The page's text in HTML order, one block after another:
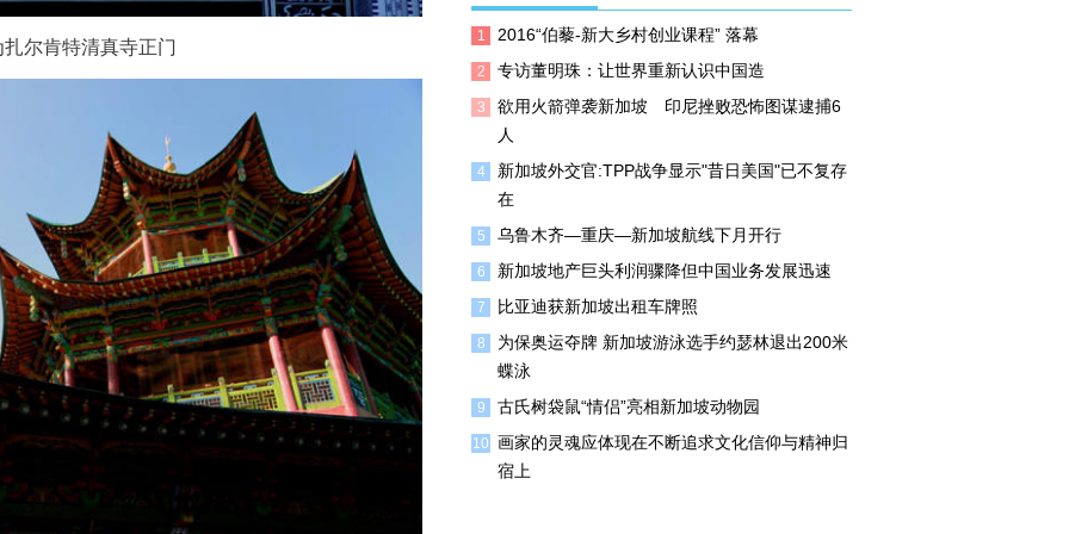
1 2016“伯藜-新大乡村创业课程” 落幕
2 专访董明珠：让世界重新认识中国造
3
欲用火箭弹袭新加坡 印尼挫败恐怖图谋逮捕6
人
4
新加坡外交官:TPP战争显示"昔日美国"已不复存
在
5 乌鲁木齐—重庆—新加坡航线下月开行
6 新加坡地产巨头利润骤降但中国业务发展迅速
7 比亚迪获新加坡出租车牌照
8
为保奥运夺牌 新加坡游泳选手约瑟林退出200米
蝶泳
9 古氏树袋鼠“情侣”亮相新加坡动物园
10 画家的灵魂应体现在不断追求文化信仰与精神归
宿上
肯特清真寺正门